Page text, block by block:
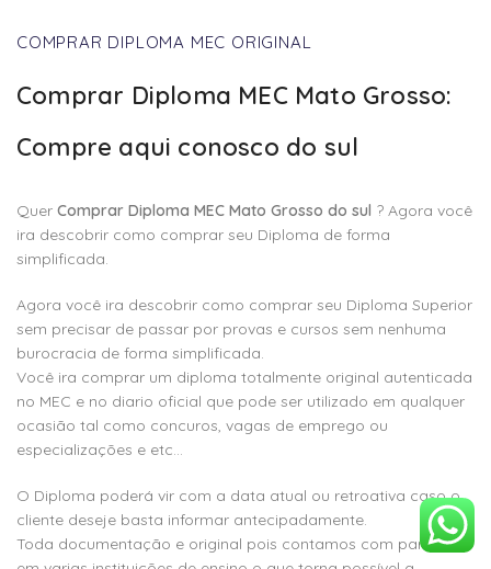
COMPRAR DIPLOMA MEC ORIGINAL
Comprar Diploma MEC Mato Grosso:
Compre aqui conosco do sul
Quer Comprar Diploma MEC Mato Grosso do sul ? Agora você
ira descobrir como comprar seu Diploma de forma
simplificada.
Agora você ira descobrir como comprar seu Diploma Superior
sem precisar de passar por provas e cursos sem nenhuma
burocracia de forma simplificada.
Você ira comprar um diploma totalmente original autenticada
no MEC e no diario oficial que pode ser utilizado em qualquer
ocasião tal como concuros, vagas de emprego ou
especializações e etc…
O Diploma poderá vir com a data atual ou retroativa caso o
cliente deseje basta informar antecipadamente.
Toda documentação e original pois contamos com parceiros